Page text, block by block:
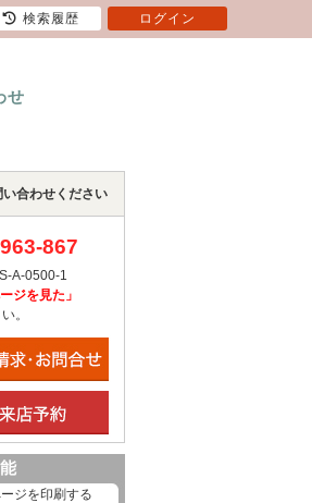
せ
合わせください
867
A-0500-1
ジを見た」
。
ジを印刷する
検索履歴 ログイン